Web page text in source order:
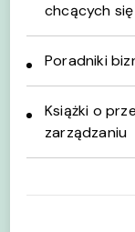
chcących
Poradniki
Książki o
zarządzaniu